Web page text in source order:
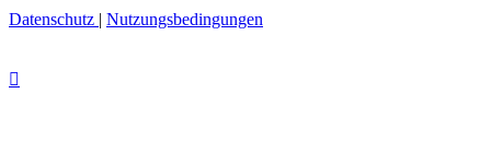
Datenschutz | Nutzungsbedingungen